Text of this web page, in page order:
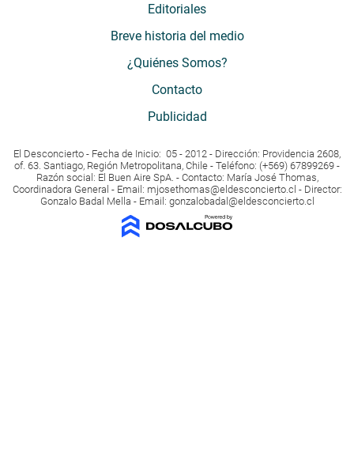
Editoriales
Breve historia del medio
¿Quiénes Somos?
Contacto
Publicidad
El Desconcierto - Fecha de Inicio: 05 - 2012 - Dirección: Providencia 2608,
of. 63. Santiago, Región Metropolitana, Chile - Teléfono: (+569) 67899269 -
Razón social: El Buen Aire SpA. - Contacto: María José Thomas,
Coordinadora General - Email: mjosethomas@eldesconcierto.cl - Director:
Gonzalo Badal Mella - Email: gonzalobadal@eldesconcierto.cl